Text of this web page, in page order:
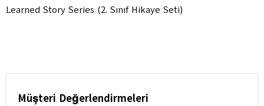
Learned Story Series (2. Sınıf Hikaye Seti)
Müşteri Değerlendirmeleri